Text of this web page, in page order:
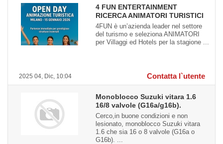
2025 04, Dic, 10:04
4 FUN ENTERTAINMENT
RICERCA ANIMATORI TURISTICI
4FUN è un’azienda leader nel settore
del turismo e seleziona ANIMATORI
per Villaggi ed Hotels per la stagione ...
Contatta l`utente
Monoblocco Suzuki vitara 1.6
16/8 valvole (G16a/g16b).
Cerco,in buone condizioni e non
lesionato, monoblocco Suzuki vitara
1.6 che sia 16 o 8 valvole (G16a o
G16b). ...